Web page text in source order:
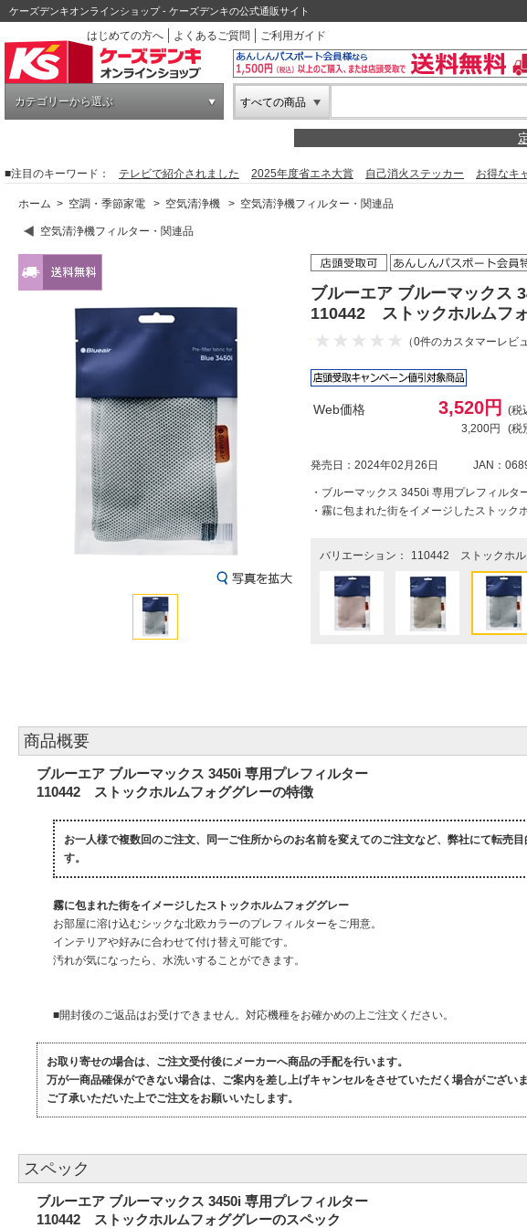
ケーズデンキオンラインショップ - ケーズデンキの公式通販サイト
はじめての方へ
よくあるご質問 ご利用ガイド
カテゴリーから選ぶ すべての商品
■注目のキーワード： テレビで紹介されました 2025年度省エネ大賞 自己消火ステッカー お得なキ
ホーム > 空調・季節家電 > 空気清浄機 > 空気清浄機フィルター・関連品
空気清浄機フィルター・関連品
ブルーエア ブルーマックス
110442 ストックホルムフ
（0件のカスタマーレビ
Web価格 3,520円
(税
3,200円
(税
発売日：2024年02月26日 JAN：
・ブルーマックス 3450i 専用プレフィルタ
・霧に包まれた街をイメージしたストック
バリエーション： 110442 ストックホル
商品概要
ブルーエア ブルーマックス 3450i 専用プレフィルター
110442 ストックホルムフォググレーの特徴
お一人様で複数回のご注文、同一ご住所からのお名前を変えてのご注文など、弊社にて転売
す。
霧に包まれた街をイメージしたストックホルムフォググレー
お部屋に溶け込むシックな北欧カラーのプレフィルターをご用意。
インテリアや好みに合わせて付け替え可能です。
汚れが気になったら、水洗いすることができます。
■開封後のご返品はお受けできません。対応機種をお確かめの上ご注文ください。
お取り寄せの場合は、ご注文受付後にメーカーへ商品の手配を行います。
万が一商品確保ができない場合は、ご案内を差し上げキャンセルをさせていただく場合がございま
ご了承いただいた上でご注文をお願いいたします。
スペック
ブルーエア ブルーマックス 3450i 専用プレフィルター
110442 ストックホルムフォググレーのスペック